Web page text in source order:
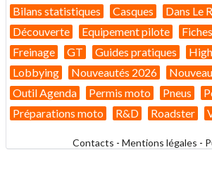
Bilans statistiques
Casques
Dans Le
Découverte
Equipement pilote
Freinage
GT Guides pratiques
Lobbying
Nouveautés 2026
Outil Agenda
Permis moto Pneus
Préparations moto
R&D Roadster
Contacts - Mentions légales -